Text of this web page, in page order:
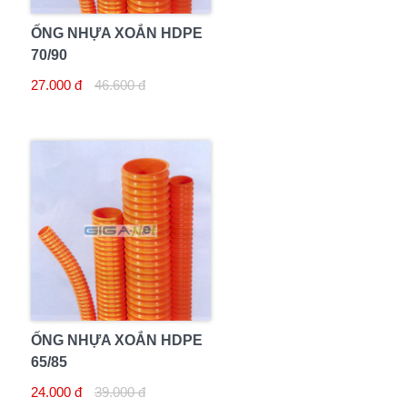
ỐNG NHỰA XOẮN HDPE
70/90
27.000 đ
46.600 đ
ỐNG NHỰA XOẮN HDPE
65/85
24.000 đ
39.000 đ